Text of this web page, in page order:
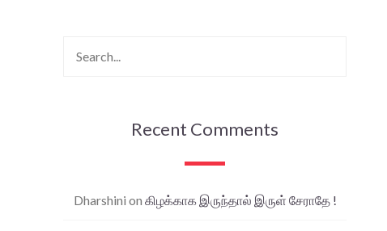
Recent Comments
Dharshini on கிழக்காக இருந்தால் இருள் சேராதே !